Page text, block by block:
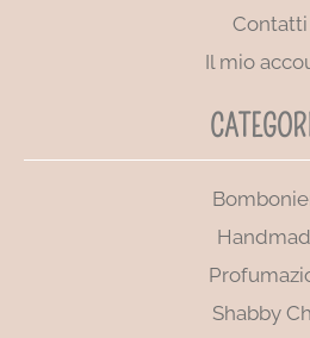
Contatti
Il mio
Shabby